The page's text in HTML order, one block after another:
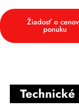
Žiadosť o
ponuku